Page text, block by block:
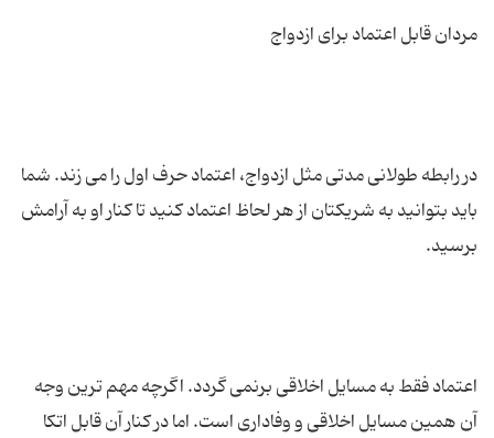
در رابطه طولانی مدتی مثل ازدواج، اعتماد حرف اول را می زند. شما
باید بتوانید به شریکتان از هر لحاظ اعتماد کنید تا کنار او به آرامش
اعتماد فقط به مسایل اخلاقی برنمی گردد. اگرچه مهم ترین وجه
آن همین مسایل اخلاقی و وفاداری است. اما در کنار آن قابل اتکا